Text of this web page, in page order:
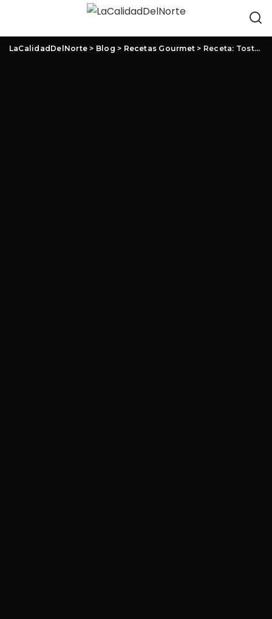
LaCalidadDelNorte > Blog > Recetas Gourmet > Receta: Tostas de Bonito del Norte con salsa rosa